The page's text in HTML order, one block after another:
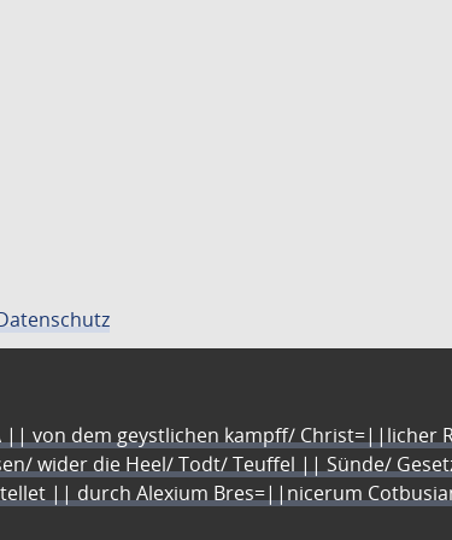
|| von dem geystlichen kampff/
wider die Heel/ Todt/ Teuffel || Sünde/
|| durch Alexium Bres=||nicerum